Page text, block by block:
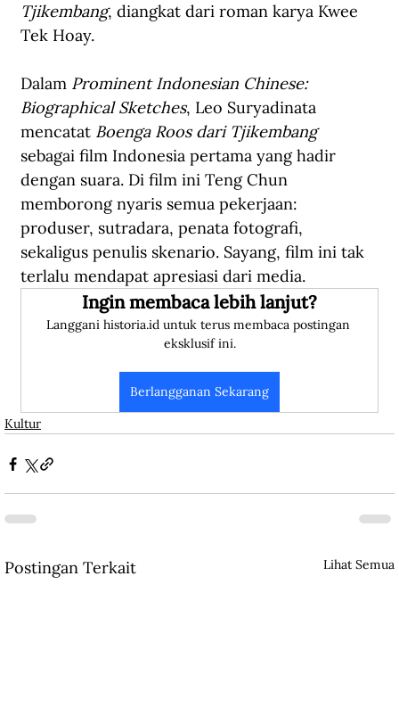
Tjikembang, diangkat dari roman karya Kwee
Tek Hoay.
Dalam Prominent Indonesian Chinese:
Biographical Sketches, Leo Suryadinata
mencatat Boenga Roos dari Tjikembang
sebagai film Indonesia pertama yang hadir
dengan suara. Di film ini Teng Chun
memborong nyaris semua pekerjaan:
produser, sutradara, penata fotografi,
sekaligus penulis skenario. Sayang, film ini tak
terlalu mendapat apresiasi dari media.
Ingin membaca lebih lanjut?
Langgani historia.id untuk terus membaca postingan
eksklusif ini.
Berlangganan Sekarang
Kultur
Postingan Terkait Lihat Semua